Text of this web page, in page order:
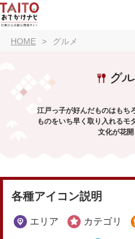
HOME グルメ
グ
江戸っ子が好んだものはもち
ものをいち早く取り入れるモ
文化が花開
各種アイコン説明
エリア カテゴリ